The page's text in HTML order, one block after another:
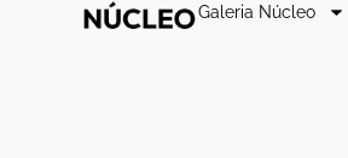
Galeria Núcleo